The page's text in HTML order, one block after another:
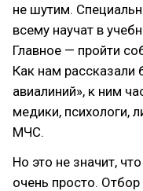
не шутим.
всему научат в
Главное — пройти
Как нам рассказали
авиалиний», к ним
медики, психологи,
МЧС.
Но это не значит,
очень просто.